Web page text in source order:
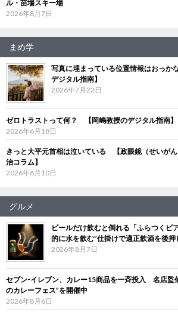
ル・苗場スキー場
2026年8月7日
まめ学
写真に埋まっている位置情報はおっ
デジタル指南】
2026年7月22日
ゼロトラストって何？ 【岡嶋教授のデジタル指南】
2026年6月18日
きっと大平元首相は泣いている 【政眼鏡（せいが
治コラム】
2026年6月10日
グルメ
ビールだけ飲むと倒れる「ふらつくビ
的に水を飲む”仕掛けで適正飲酒を後押
2026年8月7日
セブン‐イレブン、カレー15商品を一斉投入 名店監
のカレーフェス”を開催中
2026年8月6日